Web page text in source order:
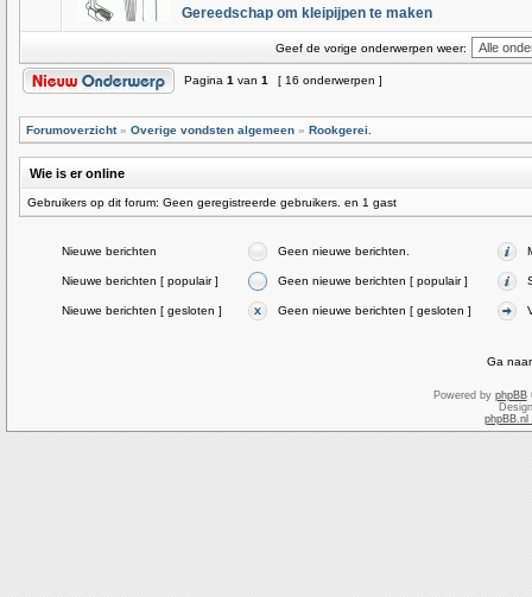
Gereedschap om kleipijpen te maken
Geef de vorige onderwerpen weer:
Pagina 1 van 1 [ 16 onderwerpen ]
Forumoverzicht» Overige vondsten algemeen » Rookgerei.
Wie is er online
Gebruikers op dit forum: Geen geregistreerde gebruikers. en 1 gast
Nieuwe berichten Geen nieuwe berichten.
Nieuwe berichten [ populair ] Geen nieuwe berichten [ populair ]
Nieuwe berichten [ gesloten ] Geen nieuwe berichten [ gesloten ]
Ga
Powered by phpBB
phpBB.nl